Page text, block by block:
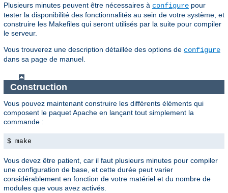
Plusieurs minutes peuvent être nécessaires à configure pour
tester la disponibilité des fonctionnalités au sein de votre système, et
construire les Makefiles qui seront utilisés par la suite pour compiler
le serveur.
Vous trouverez une description détaillée des options de configure
dans sa page de manuel.
Construction
Vous pouvez maintenant construire les différents éléments qui
composent le paquet Apache en lançant tout simplement la
commande :
$ make
Vous devez être patient, car il faut plusieurs minutes pour compiler
une configuration de base, et cette durée peut varier
considérablement en fonction de votre matériel et du nombre de
modules que vous avez activés.